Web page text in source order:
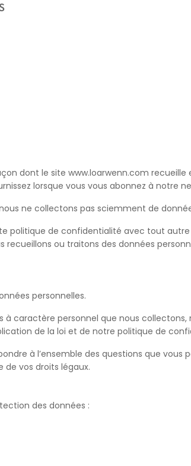
dont le site www.loarwenn.com
lorsque vous vous abonnez à notre
ne collectons pas sciemment de
politique de confidentialité avec tout
ou traitons des données
personnelles.
caractère personnel que nous
de la loi et de notre politique de
à l’ensemble des questions que vous
vos droits légaux.
des données :